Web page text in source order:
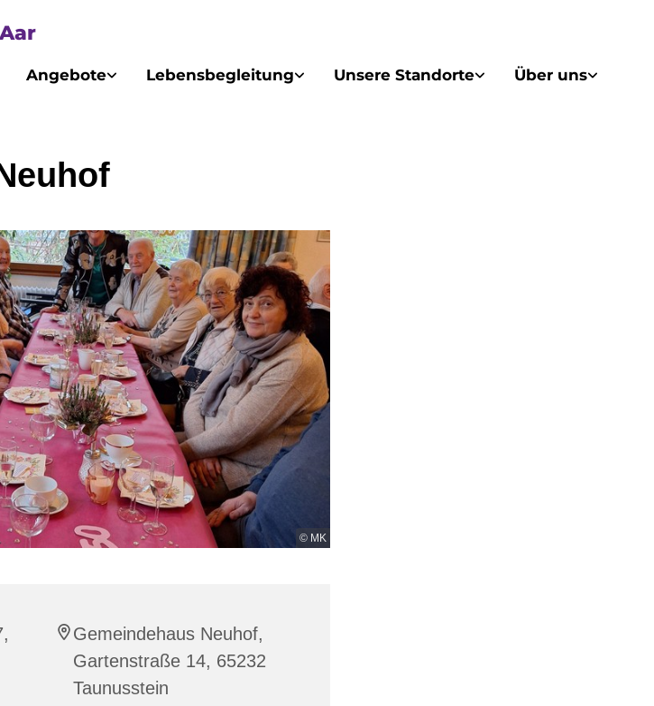
Angebote Lebensbegleitung Unsere Standorte Über uns
© MK
Gemeindehaus Neuhof,
Gartenstraße 14, 65232
Taunusstein